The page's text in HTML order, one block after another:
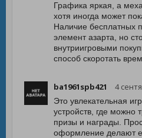
Графика яркая, а
хотя иногда может
Наличие бесплатных
элемент азарта, но
внутриигровыми
способ скоротать
ba1961spb421 4
Это увлекательная
устройств, где можно
призы и награды.
оформление делают